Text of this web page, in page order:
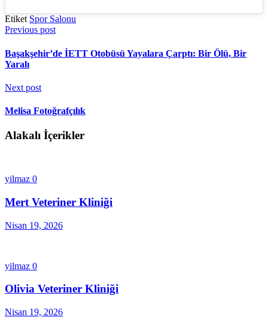
Etiket Spor Salonu
Previous post
Başakşehir’de İETT Otobüsü Yayalara Çarptı: Bir Ölü, Bir
Yaralı
Next post
Melisa Fotoğrafçılık
Alakalı İçerikler
yilmaz 0
Mert Veteriner Kliniği
Nisan 19, 2026
yilmaz 0
Olivia Veteriner Kliniği
Nisan 19, 2026